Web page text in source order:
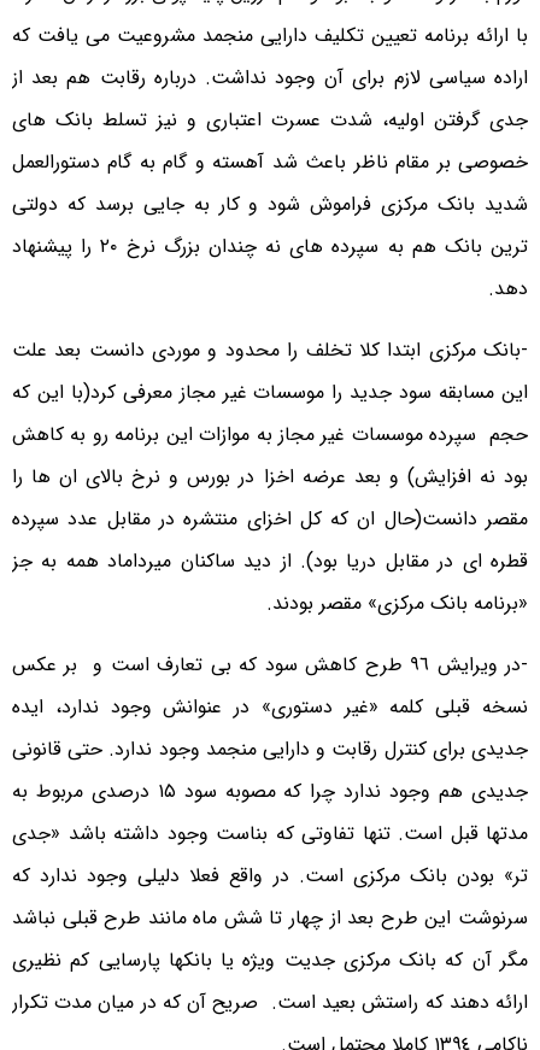
با ارائه برنامه تعیین تکلیف دارایی منجمد مشروعیت می یافت که
اراده سیاسی لازم برای آن وجود نداشت. درباره رقابت هم بعد از
جدی گرفتن اولیه، شدت عسرت اعتباری و نیز تسلط بانک های
خصوصی بر مقام ناظر باعث شد آهسته و گام به گام دستورالعمل
شدید بانک مرکزی فراموش شود و کار به جایی برسد که دولتی
ترین بانک هم به سپرده های نه چندان بزرگ نرخ ۲۰ را پیشنهاد
دهد.
-بانک مرکزی ابتدا کلا تخلف را محدود و موردی دانست بعد علت
این مسابقه سود جدید را موسسات غیر مجاز معرفی کرد(با این که
حجم سپرده موسسات غیر مجاز به موازات این برنامه رو به کاهش
بود نه افزایش) و بعد عرضه اخزا در بورس و نرخ بالای ان ها را
مقصر دانست(حال ان که کل اخزای منتشره در مقابل عدد سپرده
قطره ای در مقابل دریا بود). از دید ساکنان میرداماد همه به جز
«برنامه بانک مرکزی» مقصر بودند.
-در ویرایش ٩٦ طرح کاهش سود که بی تعارف است و بر عکس
نسخه قبلی کلمه «غیر دستوری» در عنوانش وجود ندارد، ایده
جدیدی برای کنترل رقابت و دارایی منجمد وجود ندارد. حتی قانونی
جدیدی هم وجود ندارد چرا که مصوبه سود ۱۵ درصدی مربوط به
مدتها قبل است. تنها تفاوتی که بناست وجود داشته باشد «جدی
تر» بودن بانک مرکزی است. در واقع فعلا دلیلی وجود ندارد که
سرنوشت این طرح بعد از چهار تا شش ماه مانند طرح قبلی نباشد
مگر آن که بانک مرکزی جدیت ویژه یا بانکها پارسایی کم نظیری
ارائه دهند که راستش بعید است. صریح آن که در میان مدت تکرار